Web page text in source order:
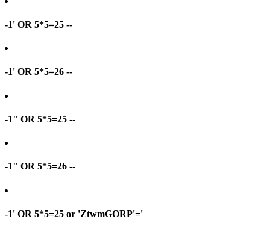
-1' OR 5*5=25 --
-1' OR 5*5=26 --
-1" OR 5*5=25 --
-1" OR 5*5=26 --
-1' OR 5*5=25 or 'ZtwmGORP'='